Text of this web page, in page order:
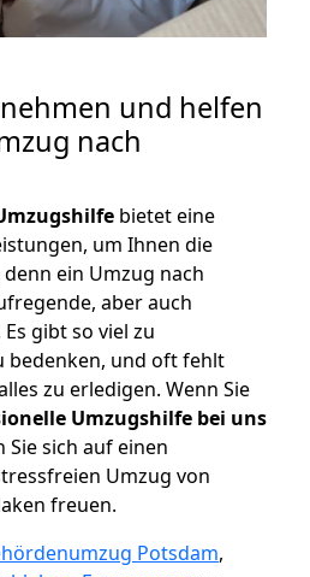
und helfen
nach
bietet eine
um Ihnen die
ein Umzug nach
aber auch
gibt so viel zu
bedenken, und oft fehlt
zu erledigen. Wenn Sie
Umzugshilfe bei uns
sich auf einen
Umzug von
freuen.
Potsdam,